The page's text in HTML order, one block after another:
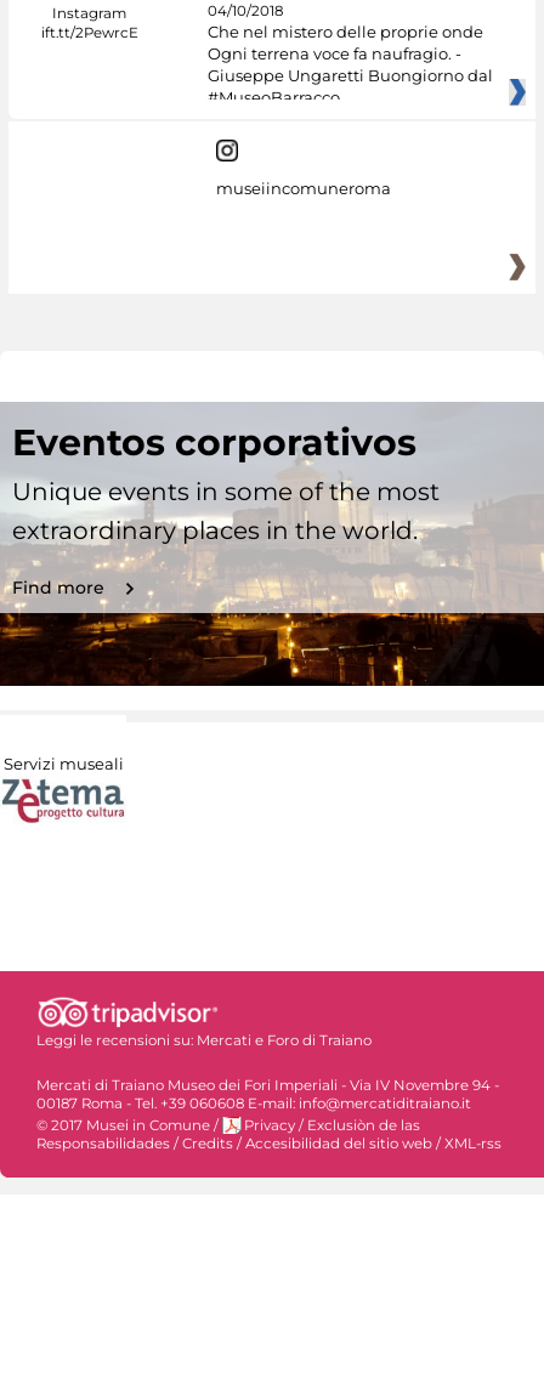
04/10/2018
Che nel mistero delle proprie onde
Ogni terrena voce fa naufragio. -
Giuseppe Ungaretti Buongiorno dal
#MuseoBarracco
museiincomuneroma
Eventos corporativos
Unique events in some of the most
extraordinary places in the world.
Find more
Servizi museali
Leggi le recensioni su: Mercati e Foro di Traiano
Mercati di Traiano Museo dei Fori Imperiali - Via IV Novembre 94 -
00187 Roma - Tel. +39 060608 E-mail: info@mercatiditraiano.it
© 2017 Musei in Comune / Privacy / Exclusiòn de las
Responsabilidades /Credits /Accesibilidad del sitio web /XML-rss